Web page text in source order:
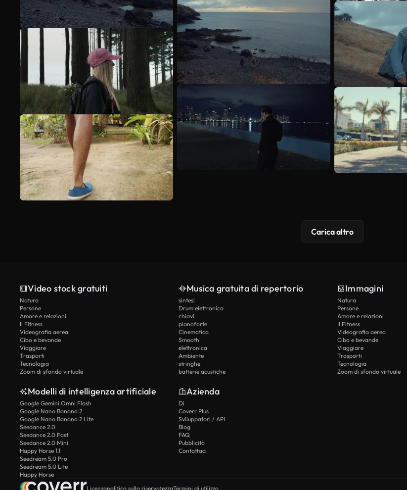
Carica altro
Video stock gratuiti
Natura
Persone
Amore e relazioni
Il Fitness
Videografia aerea
Cibo e bevande
Viaggiare
Trasporti
Tecnologia
Zoom di sfondo virtuale
Musica gratuita di repertorio
sintesi
Drum elettronico
chiavi
pianoforte
Cinematica
Smooth
elettronica
Ambiente
stringhe
batterie acustiche
Immagini
Natura
Persone
Amore e relazioni
Il Fitness
Videografia aerea
Cibo e bevande
Viaggiare
Trasporti
Tecnologia
Zoom di sfondo virtuale
Modelli di intelligenza artificiale
Google Gemini Omni Flash
Google Nano Banana 2
Google Nano Banana 2 Lite
Seedance 2.0
Seedance 2.0 Fast
Seedance 2.0 Mini
Happy Horse 1.1
Seedream 5.0 Pro
Seedream 5.0 Lite
Happy Horse
Azienda
Di
Coverr Plus
Sviluppatori / API
Blog
FAQ
Pubblicità
Contattaci
Licenzapolitica sulla riservatezzaTermini di utilizzo